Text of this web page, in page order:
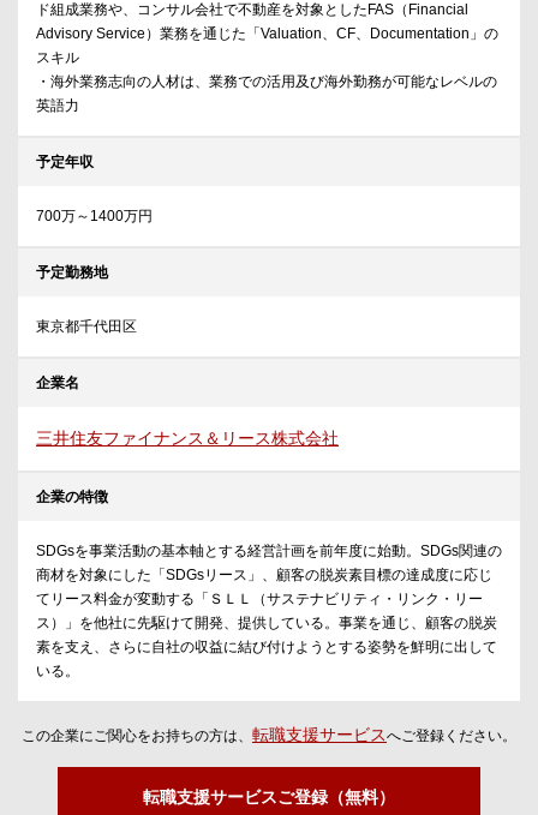
ド組成業務や、コンサル会社で不動産を対象としたFAS（Financial
Advisory Service）業務を通じた「Valuation、CF、Documentation」の
スキル
・海外業務志向の人材は、業務での活用及び海外勤務が可能なレベルの
英語力
予定年収
700万～1400万円
予定勤務地
東京都千代田区
企業名
三井住友ファイナンス＆リース株式会社
企業の特徴
SDGsを事業活動の基本軸とする経営計画を前年度に始動。SDGs関連の
商材を対象にした「SDGsリース」、顧客の脱炭素目標の達成度に応じ
てリース料金が変動する「ＳＬＬ（サステナビリティ・リンク・リー
ス）」を他社に先駆けて開発、提供している。事業を通じ、顧客の脱炭
素を支え、さらに自社の収益に結び付けようとする姿勢を鮮明に出して
いる。
この企業にご関心をお持ちの方は、 転職支援サービスへご登録ください。
転職支援サービスご登録（無料）